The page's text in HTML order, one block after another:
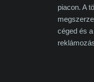
piacon. A
céged és